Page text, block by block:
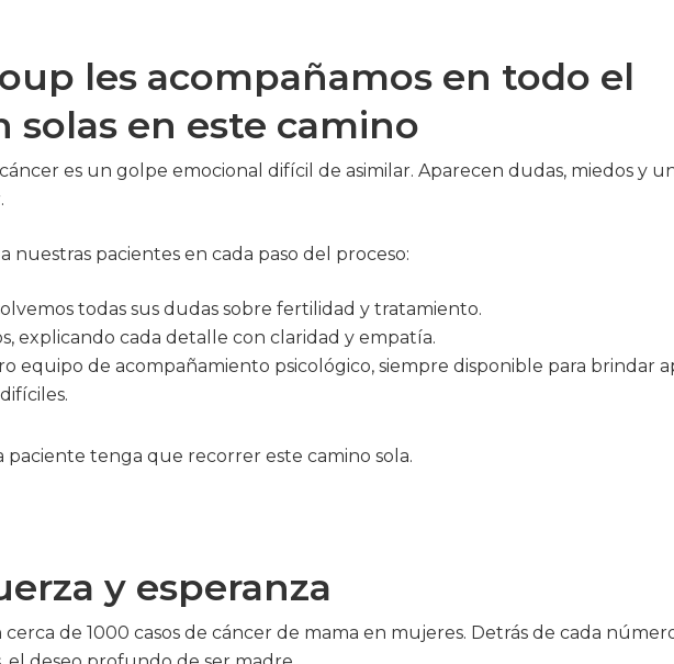
les acompañamos en todo el
solas en este camino
es un golpe emocional difícil de asimilar. Aparecen dudas, miedos y
nuestras pacientes en cada paso del proceso:
todas sus dudas sobre fertilidad y tratamiento.
explicando cada detalle con claridad y empatía.
equipo de acompañamiento psicológico, siempre disponible para brindar
tenga que recorrer este camino sola.
y esperanza
cerca de 1000 casos de cáncer de mama en mujeres. Detrás de cada